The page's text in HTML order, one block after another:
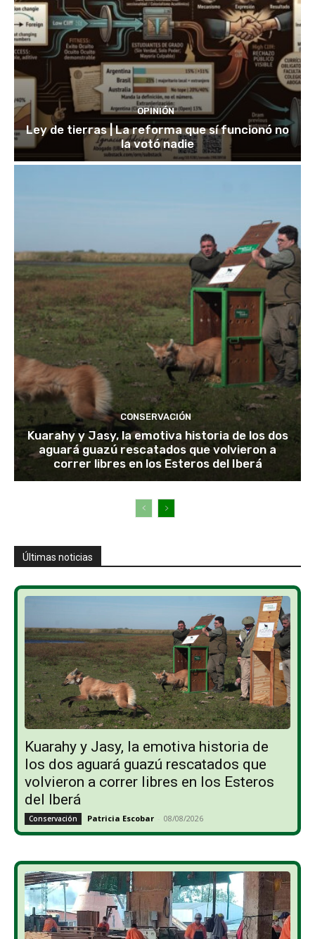
OPINIÓN
Ley de tierras | La reforma que sí funcionó no
la votó nadie
CONSERVACIÓN
Kuarahy y Jasy, la emotiva historia de los dos
aguará guazú rescatados que volvieron a
correr libres en los Esteros del Iberá
Últimas noticias
Kuarahy y Jasy, la emotiva historia de
los dos aguará guazú rescatados que
volvieron a correr libres en los Esteros
del Iberá
Conservación Patricia Escobar - 08/08/2026